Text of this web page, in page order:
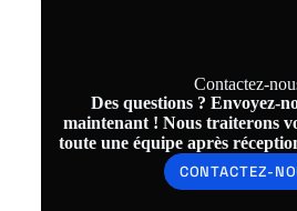
Contactez-
Des questions ? Envoyez-
maintenant ! Nous traiterons
toute une équipe après
CONTACTEZ-